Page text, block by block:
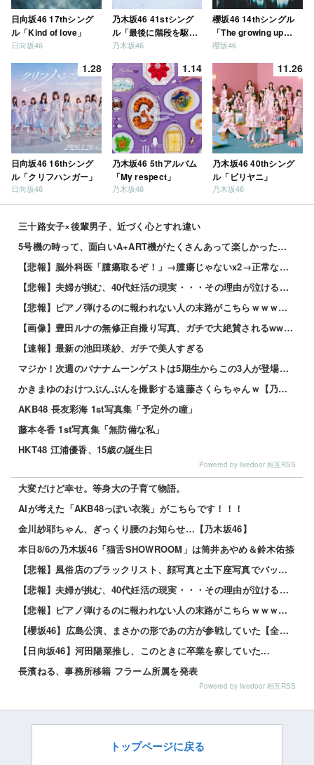
日向坂46 17thシング
ル「Kind of love」
日向坂46
乃木坂46 41stシング
ル「最後に階段を駆け
上がったのはいつ
乃木坂46
櫻坂46 14thシングル
「The growing up
train」
櫻坂46
1.28
日向坂46 16thシング
ル「クリフハンガー」
日向坂46
1.14
乃木坂46 5thアルバム
「My respect」
乃木坂46
11.26
乃木坂46 40thシング
ル「ビリヤニ」
乃木坂46
三十路女子×後輩男子、近づく心とすれ違い
5号機の時って、面白いA+ART機がたくさんあって楽しかったよなｗｗｗ
【悲報】脳外科医「腫瘍取るぞ！」→腫瘍じゃないx2→正常な脳を摘出され意識はあるのに植物人間に
【悲報】夫婦が挑む、40代妊活の現実・・・その理由が泣けるｗｗｗｗ 他
【悲報】ピアノ弾けるのに報われない人の末路がこちらｗｗｗｗｗ 他
【画像】豊田ルナの無修正自撮り写真、ガチで大絶賛されるwww 他
【速報】最新の池田瑛紗、ガチで美人すぎる
マジか！次週のバナナムーンゲストは5期生からこの3人が登場！！！【乃木坂46】
かきまゆのおけつぶんぶんを撮影する遠藤さくらちゃんｗ【乃木坂46】
AKB48 長友彩海 1st写真集「予定外の瞳」
藤本冬香 1st写真集「無防備な私」
HKT48 江浦優香、15歳の誕生日
Powered by livedoor 相互RSS
大変だけど幸せ。等身大の子育て物語。
AIが考えた「AKB48っぽい衣装」がこちらです！！！
金川紗耶ちゃん、ぎっくり腰のお知らせ…【乃木坂46】
本日8/6の乃木坂46「猫舌SHOWROOM」は筒井あやめ＆鈴木佑捺
【悲報】風俗店のブラックリスト、顔写真と土下座写真でバッチリ管理されてる件ｗｗｗｗ 他
【悲報】夫婦が挑む、40代妊活の現実・・・その理由が泣けるｗｗｗｗ 他
【悲報】ピアノ弾けるのに報われない人の末路がこちらｗｗｗｗｗ 他
【櫻坂46】広島公演、まさかの形であの方が参戦していた【全国ツアー2026 What’s lones...
【日向坂46】河田陽菜推し、このときに卒業を察していた...
長濱ねる、事務所移籍 フラーム所属を発表
Powered by livedoor 相互RSS
トップページに戻る